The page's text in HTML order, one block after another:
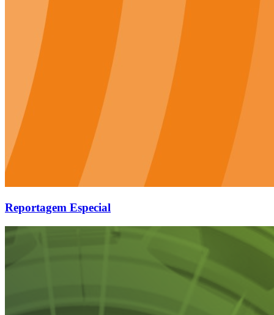
Reportagem Especial